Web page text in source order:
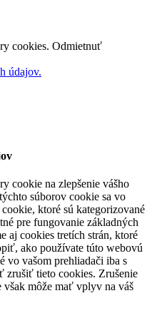
cookies. Odmietnuť
údajov.
cookie na zlepšenie vášho
súborov cookie sa vo
ktoré sú kategorizované
pre fungovanie základných
aj cookies tretích strán, ktoré
ako používate túto webovú
vo vašom prehliadači iba s
zrušiť tieto cookies. Zrušenie
môže mať vplyv na váš